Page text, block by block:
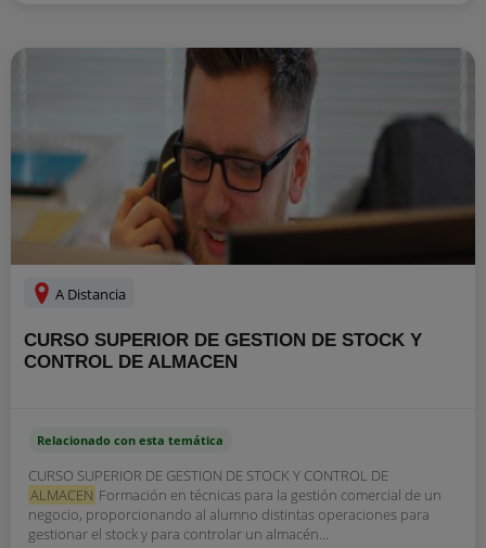
A Distancia
CURSO SUPERIOR DE GESTION DE STOCK Y
CONTROL DE ALMACEN
Relacionado con esta temática
CURSO SUPERIOR DE GESTION DE STOCK Y CONTROL DE
ALMACEN Formación en técnicas para la gestión comercial de un
negocio, proporcionando al alumno distintas operaciones para
gestionar el stock y para controlar un almacén...